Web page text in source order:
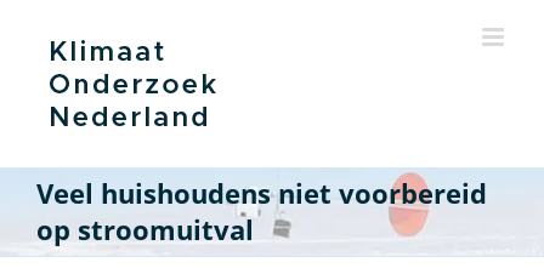
inhoud
Veel huishoudens niet voorbereid
op stroomuitval